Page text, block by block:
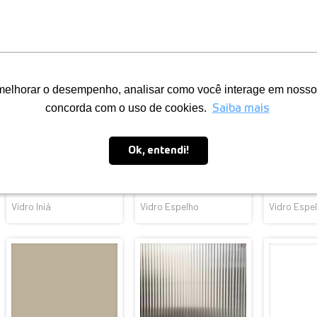
Vidro Metrópole Vidro Marajó Vidro
Vidro Iniá Vidro Espelho Vidro